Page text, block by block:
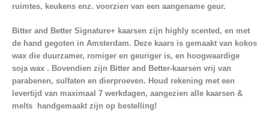
ruimtes, keukens enz. voorzien van een aangename geur.
Bitter and Better Signature+ kaarsen zijn highly scented, en met
de hand gegoten in Amsterdam. Deze kaars is gemaakt van kokos
wax die duurzamer, romiger en geuriger is, en hoogwaardige
soja wax . Bovendien zijn Bitter and Better-kaarsen vrij van
parabenen, sulfaten en dierproeven. Houd rekening met een
levertijd van maximaal 7 werkdagen, aangezien alle kaarsen &
melts handgemaakt zijn op bestelling!